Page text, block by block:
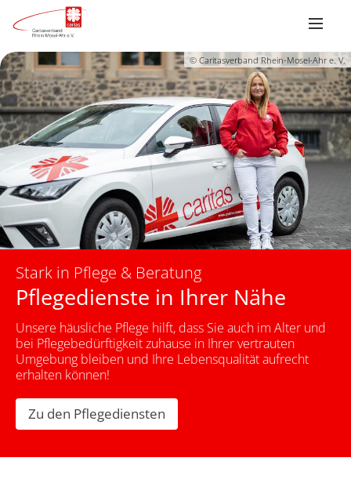
© Caritasverband Rhein-Mosel-Ahr e. V.
Stark in Pflege & Beratung
Pflegedienste in Ihrer Nähe
Unsere häusliche Pflege hilft, dass Sie auch im Alter und
bei Pflegebedürftigkeit zuhause in Ihrer vertrauten
Umgebung bleiben und Ihre Lebensqualität aufrecht
erhalten können!
Zu den Pflegediensten